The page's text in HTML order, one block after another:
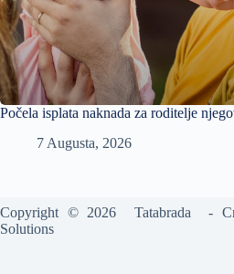
Počela isplata naknada za roditelje
7 Augusta, 2026
Copyright © 2026 Tatabrada -
Solutions